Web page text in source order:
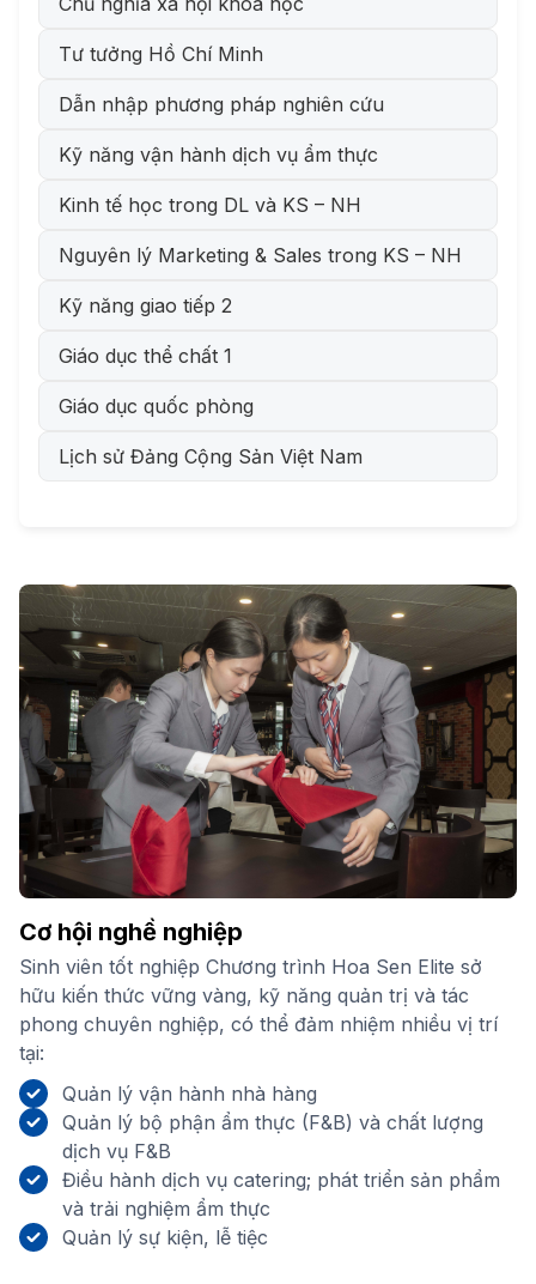
Tư tưởng Hồ Chí Minh
Dẫn nhập phương pháp nghiên cứu
Kỹ năng vận hành dịch vụ ẩm thực
Kinh tế học trong DL và KS – NH
Nguyên lý Marketing & Sales trong KS – NH
Kỹ năng giao tiếp 2
Giáo dục thể chất 1
Giáo dục quốc phòng
Lịch sử Đảng Cộng Sản Việt Nam
Cơ hội nghề nghiệp
Sinh viên tốt nghiệp Chương trình Hoa Sen Elite sở
hữu kiến thức vững vàng, kỹ năng quản trị và tác
phong chuyên nghiệp, có thể đảm nhiệm nhiều vị trí
tại:
Quản lý vận hành nhà hàng
Quản lý bộ phận ẩm thực (F&B) và chất lượng
dịch vụ F&B
Điều hành dịch vụ catering; phát triển sản phẩm
và trải nghiệm ẩm thực
Quản lý sự kiện, lễ tiệc